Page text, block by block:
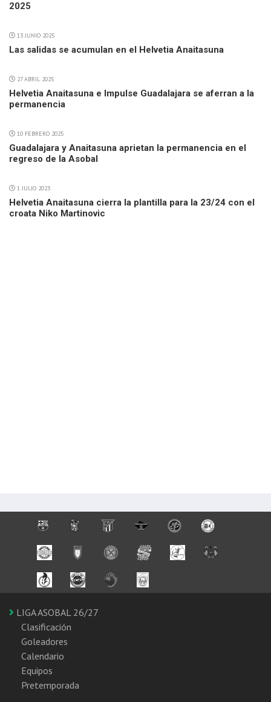
2025
13 JUNIO 2025
Las salidas se acumulan en el Helvetia Anaitasuna
27 ABRIL 2025
Helvetia Anaitasuna e Impulse Guadalajara se aferran a la
permanencia
10 FEBRERO 2025
Guadalajara y Anaitasuna aprietan la permanencia en el
regreso de la Asobal
1 JULIO 2023
Helvetia Anaitasuna cierra la plantilla para la 23/24 con el
croata Niko Martinovic
LIGA ASOBAL 26/27
Clasificación
Goleadores
Calendario
Equipos
Pretemporada